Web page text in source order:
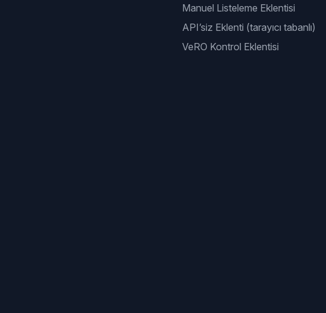
Manuel Listeleme Eklentisi
API’siz Eklenti (tarayıcı tabanlı)
VeRO Kontrol Eklentisi